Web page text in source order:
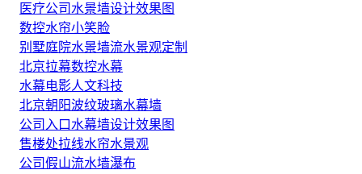
医疗公司水景墙设计效果图
数控水帘小笑脸
别墅庭院水景墙流水景观定制
北京拉幕数控水幕
水幕电影人文科技
北京朝阳波纹玻璃水幕墙
公司入口水幕墙设计效果图
售楼处拉线水帘水景观
公司假山流水墙瀑布